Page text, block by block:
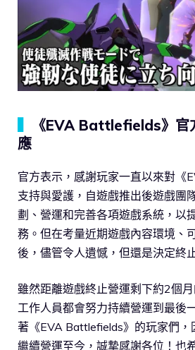
《EVA Battlefields》官
應
官方表示，感謝玩家一直以來對《
支持與愛護，自遊戲推出後遊戲團
劃、營運和完善各項遊戲系統，以
務。但在考量近期遊戲內容環境、
後，儘管令人遺憾，但還是決定終
雖然距離遊戲終止營運剩下約2個
工作人員都會努力持續營運到最後
著《EVA Battlefields》的玩家們，
繼續營運至今，誠摯感謝各位！也